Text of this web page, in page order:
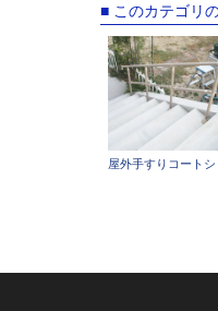
■ このカテゴリ
屋外手すりコート